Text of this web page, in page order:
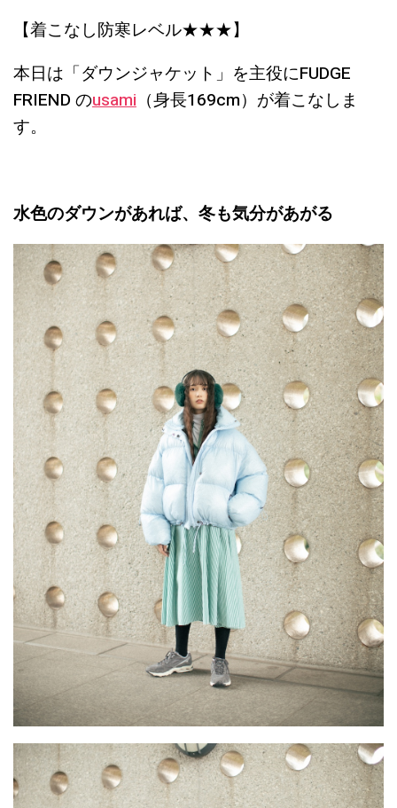
【着こなし防寒レベル★★★】
本日は「ダウンジャケット」を主役にFUDGE
FRIEND のusami（身長169cm）が着こなしま
す。
水色のダウンがあれば、冬も気分があがる